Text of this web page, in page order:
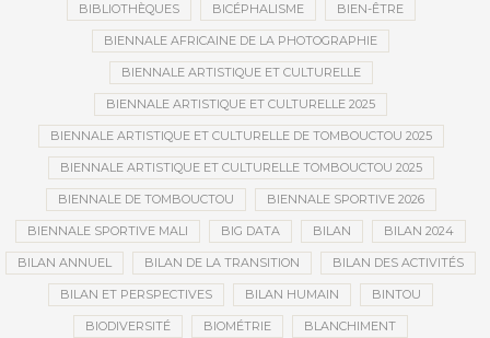
BIBLIOTHÈQUES BICÉPHALISME BIEN-ÊTRE
BIENNALE AFRICAINE DE LA PHOTOGRAPHIE
BIENNALE ARTISTIQUE ET CULTURELLE
BIENNALE ARTISTIQUE ET CULTURELLE 2025
BIENNALE ARTISTIQUE ET CULTURELLE DE TOMBOUCTOU 2025
BIENNALE ARTISTIQUE ET CULTURELLE TOMBOUCTOU 2025
BIENNALE DE TOMBOUCTOU BIENNALE SPORTIVE 2026
BIENNALE SPORTIVE MALI BIG DATA BILAN BILAN 2024
BILAN ANNUEL BILAN DE LA TRANSITION BILAN DES ACTIVITÉS
BILAN ET PERSPECTIVES BILAN HUMAIN BINTOU
BIODIVERSITÉ BIOMÉTRIE BLANCHIMENT